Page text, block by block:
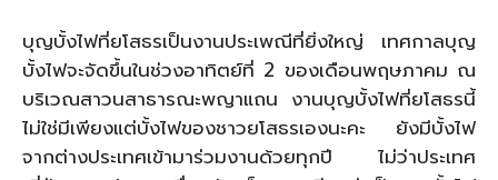
บุญบั้งไฟที่ยโสธรเป็นงานประเพณีที่ยิ่งใหญ่ เทศกาลบุญ
บั้งไฟจะจัดขึ้นในช่วงอาทิตย์ที่ 2 ของเดือนพฤษภาคม ณ
บริเวณสาวนสาธารณะพญาแถน งานบุญบั้งไฟที่ยโสธรนี้
ไม่ใช่มีเพียงแต่บั้งไฟของชาวยโสธรเองนะคะ ยังมีบั้งไฟ
จากต่างประเทศเข้ามาร่วมงานด้วยทุกปี ไม่ว่าประเทศ